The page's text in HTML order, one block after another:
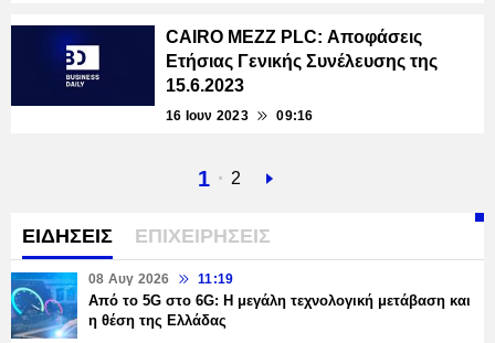
CAIRO MEZZ PLC: Αποφάσεις
Ετήσιας Γενικής Συνέλευσης της
15.6.2023
16 Ιουν 2023 09:16
Τρέχουσα
1 Σελίδα
2
Next
ΕΙΔΗΣΕΙΣ ΕΠΙΧΕΙΡΗΣΕΙΣ
08 Αυγ 2026 11:19
Από το 5G στο 6G: Η μεγάλη τεχνολογική μετάβαση και
η θέση της Ελλάδας